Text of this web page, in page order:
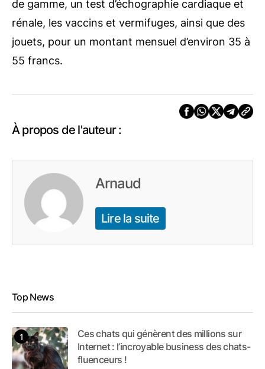
de gamme, un test d’échographie cardiaque et
rénale, les vaccins et vermifuges, ainsi que des
jouets, pour un montant mensuel d’environ 35 à
55 francs.
À propos de l'auteur :
Arnaud
Lire la suite
Top News
Ces chats qui génèrent des millions sur
Internet : l’incroyable business des chats-
fluenceurs !